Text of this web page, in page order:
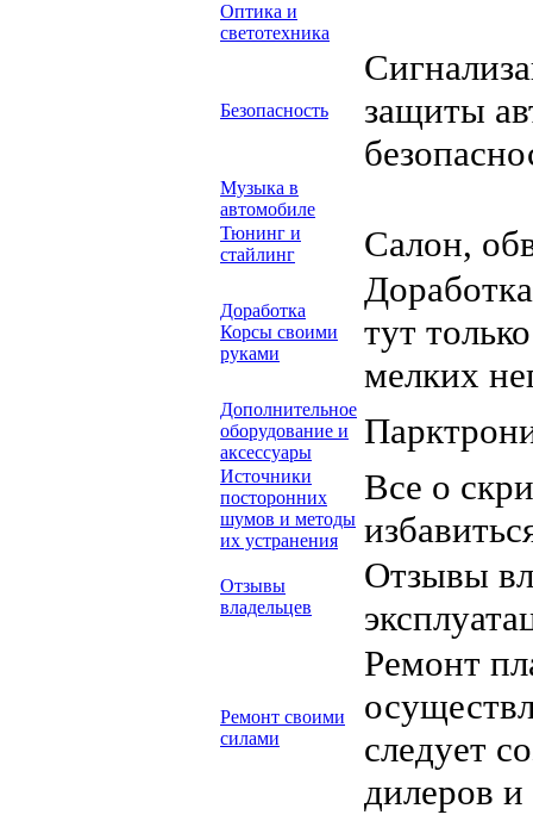
Оптика и
светотехника
Безопасность
защиты
Музыка в
автомобиле
Тюнинг и
стайлинг
Салон,
Доработка
Корсы своими
руками
тут
мелких
Дополнительное
оборудование и
аксессуары
Источники
посторонних
шумов и методы
их устранения
Все о
Отзывы
владельцев
Отзывы
Ремонт своими
силами
Ремонт
следует
дилеров и